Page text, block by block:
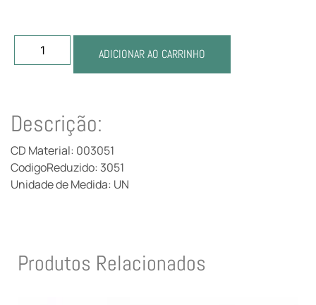
ADICIONAR AO CARRINHO
Descrição:
CD Material: 003051
CodigoReduzido: 3051
Unidade de Medida: UN
Produtos Relacionados